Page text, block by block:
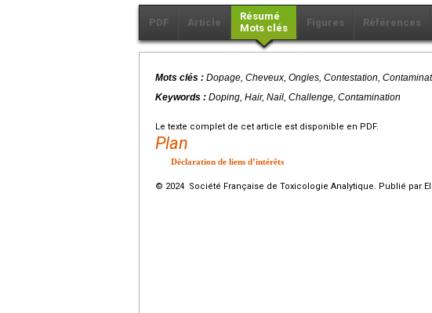
PDF Article
Résumé
Mots clés
Figures Références
Mots clés : Dopage, Cheveux, Ongles, Contestation,
Keywords : Doping, Hair, Nail, Challenge, Contamination
Le texte complet de cet article est disponible en PDF.
Plan
Déclaration de liens d’intérêts
© 2024 Société Française de Toxicologie Analytique. Publié par